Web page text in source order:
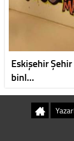
Eskişehir
binl…